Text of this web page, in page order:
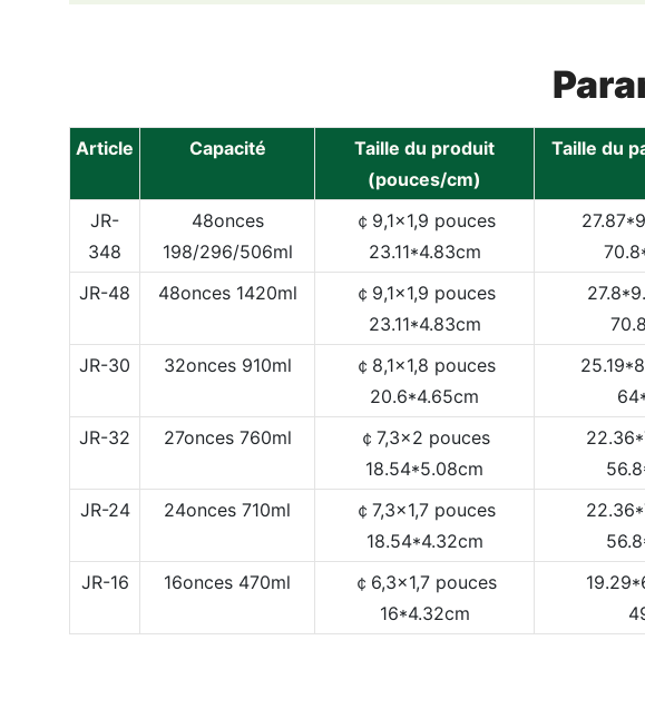
Article Capacité
Taille du produit
(pouces/cm)
Taille du
JR-
348
48onces
198/296/506ml
￠9,1x1,9 pouces
23.11*4.83cm
JR-48
48onces 1420ml
￠9,1x1,9 pouces
23.11*4.83cm
JR-30
32onces 910ml
￠8,1x1,8 pouces
20.6*4.65cm
JR-32
27onces 760ml
￠7,3x2 pouces
18.54*5.08cm
JR-24
24onces 710ml
￠7,3x1,7 pouces
18.54*4.32cm
JR-16
16onces 470ml
￠6,3x1,7 pouces
16*4.32cm